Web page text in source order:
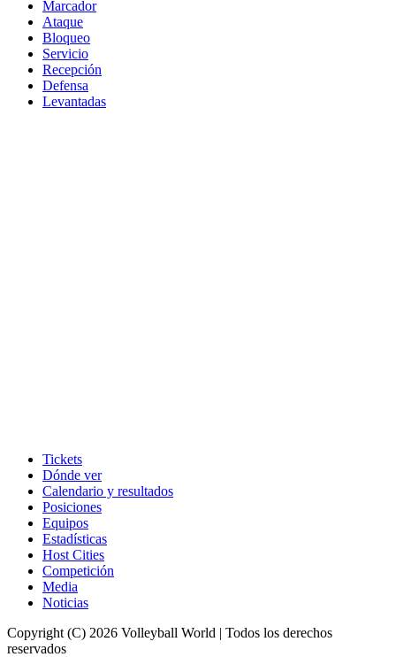
Marcador
Ataque
Bloqueo
Servicio
Recepción
Defensa
Levantadas
Tickets
Dónde ver
Calendario y resultados
Posiciones
Equipos
Estadísticas
Host Cities
Competición
Media
Noticias
Copyright (C) 2026 Volleyball World | Todos los derechos
reservados